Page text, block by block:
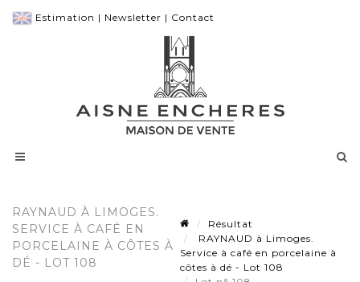
Estimation | Newsletter | Contact
RAYNAUD À LIMOGES.
SERVICE À CAFÉ EN
PORCELAINE À CÔTES À
DÉ - LOT 108
Résultat
RAYNAUD à Limoges.
Service à café en porcelaine à
côtes à dé - Lot 108